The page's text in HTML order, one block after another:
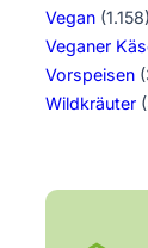
Vegan (1.158)
Veganer
Vorspeisen
Wildkräuter